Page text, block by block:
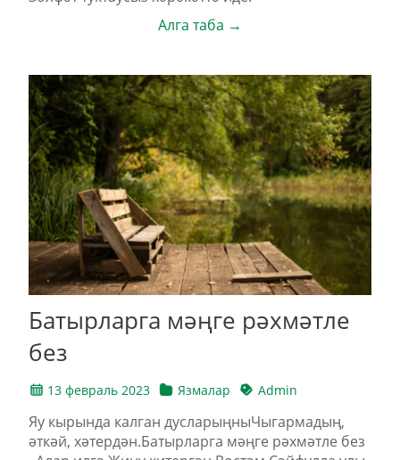
Алга таба →
Батырларга мәңге рәхмәтле
без
13 февраль 2023 Язмалар Admin
Яу кырында калган дусларыңныЧыгармадың,
әткәй, хәтердән.Батырларга мәңге рәхмәтле без